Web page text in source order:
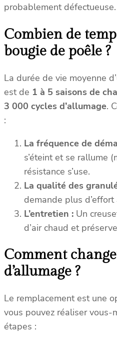
probablement défectueuse.
Combien de
bougie de poêle ?
La durée de vie moyenne
est de 1 à 5 saisons de
3 000 cycles d’allumage.
:
La fréquence de
s’éteint et se rallume
résistance s’use.
La qualité des
demande plus
L’entretien : Un
d’air chaud et
Comment
d’allumage ?
Le remplacement est une
vous pouvez réaliser vous-
étapes :